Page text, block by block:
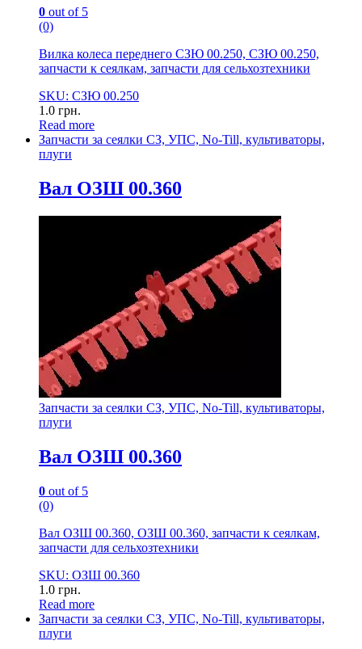
0 out of 5
(0)
Вилка колеса переднего СЗЮ 00.250, СЗЮ 00.250,
запчасти к сеялкам, запчасти для сельхозтехники
SKU: СЗЮ 00.250
1.0 грн.
Read more
Запчасти за сеялки СЗ, УПС, No-Till, культиваторы,
плуги
Вал ОЗШ 00.360
Запчасти за сеялки СЗ, УПС, No-Till, культиваторы,
плуги
Вал ОЗШ 00.360
0 out of 5
(0)
Вал ОЗШ 00.360, ОЗШ 00.360, запчасти к сеялкам,
запчасти для сельхозтехники
SKU: ОЗШ 00.360
1.0 грн.
Read more
Запчасти за сеялки СЗ, УПС, No-Till, культиваторы,
плуги